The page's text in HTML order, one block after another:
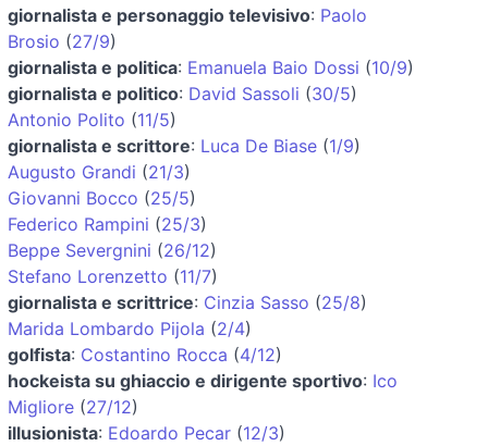
giornalista e personaggio televisivo: Paolo
Brosio (27/9)
giornalista e politica: Emanuela Baio Dossi (10/9)
giornalista e politico: David Sassoli (30/5)
Antonio Polito (11/5)
giornalista e scrittore: Luca De Biase (1/9)
Augusto Grandi (21/3)
Giovanni Bocco (25/5)
Federico Rampini (25/3)
Beppe Severgnini (26/12)
Stefano Lorenzetto (11/7)
giornalista e scrittrice: Cinzia Sasso (25/8)
Marida Lombardo Pijola (2/4)
golfista: Costantino Rocca (4/12)
hockeista su ghiaccio e dirigente sportivo: Ico
Migliore (27/12)
illusionista: Edoardo Pecar (12/3)